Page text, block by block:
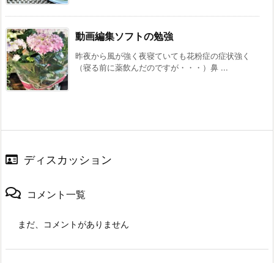
動画編集ソフトの勉強
昨夜から風が強く夜寝ていても花粉症の症状強く
（寝る前に薬飲んだのですが・・・）鼻 ...
ディスカッション
コメント一覧
まだ、コメントがありません